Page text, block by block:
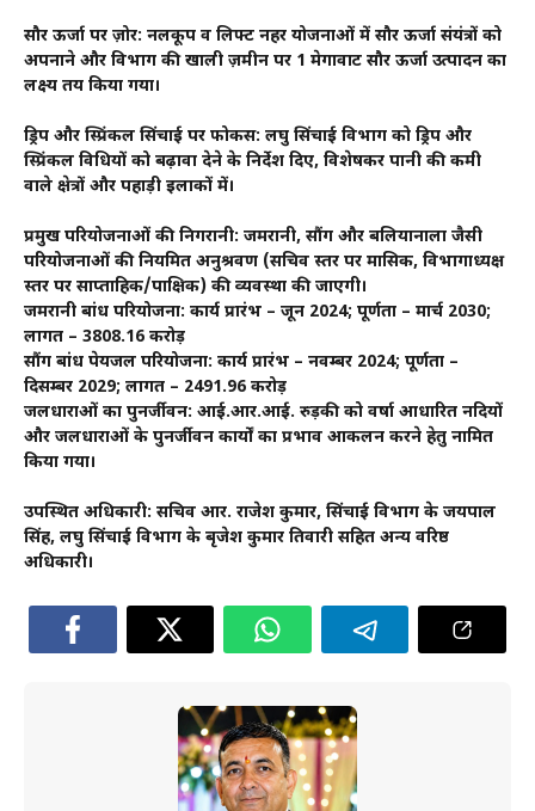
सौर ऊर्जा पर ज़ोर: नलकूप व लिफ्ट नहर योजनाओं में सौर ऊर्जा संयंत्रों को
अपनाने और विभाग की खाली ज़मीन पर 1 मेगावाट सौर ऊर्जा उत्पादन का
लक्ष्य तय किया गया।
ड्रिप और स्प्रिंकल सिंचाई पर फोकस: लघु सिंचाई विभाग को ड्रिप और
स्प्रिंकल विधियों को बढ़ावा देने के निर्देश दिए, विशेषकर पानी की कमी
वाले क्षेत्रों और पहाड़ी इलाकों में।
प्रमुख परियोजनाओं की निगरानी: जमरानी, सौंग और बलियानाला जैसी
परियोजनाओं की नियमित अनुश्रवण (सचिव स्तर पर मासिक, विभागाध्यक्ष
स्तर पर साप्ताहिक/पाक्षिक) की व्यवस्था की जाएगी।
जमरानी बांध परियोजना: कार्य प्रारंभ – जून 2024; पूर्णता – मार्च 2030;
लागत – ₹3808.16 करोड़
सौंग बांध पेयजल परियोजना: कार्य प्रारंभ – नवम्बर 2024; पूर्णता –
दिसम्बर 2029; लागत – ₹2491.96 करोड़
जलधाराओं का पुनर्जीवन: आई.आर.आई. रुड़की को वर्षा आधारित नदियों
और जलधाराओं के पुनर्जीवन कार्यों का प्रभाव आकलन करने हेतु नामित
किया गया।
उपस्थित अधिकारी: सचिव आर. राजेश कुमार, सिंचाई विभाग के जयपाल
सिंह, लघु सिंचाई विभाग के बृजेश कुमार तिवारी सहित अन्य वरिष्ठ
अधिकारी।